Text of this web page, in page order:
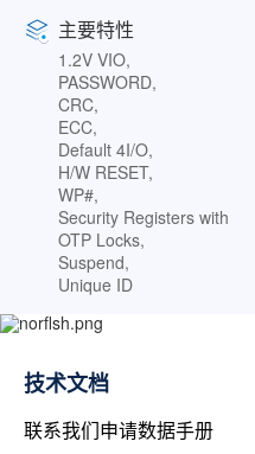
主要特性
1.2V VIO,
PASSWORD,
CRC,
ECC,
Default 4I/O,
H/W RESET,
WP#,
Security Registers with
OTP Locks,
Suspend,
Unique ID
技术文档
联系我们申请数据手册